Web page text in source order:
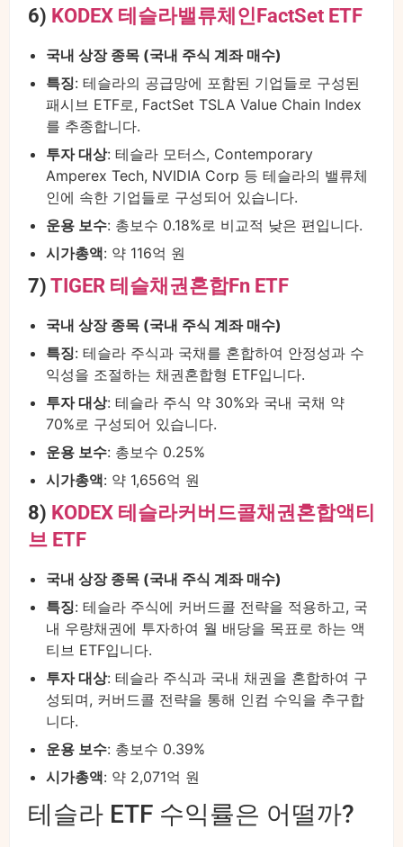
6) KODEX 테슬라밸류체인FactSet ETF
국내 상장 종목 (국내 주식 계좌 매수)
특징: 테슬라의 공급망에 포함된 기업들로 구성된
패시브 ETF로, FactSet TSLA Value Chain Index
를 추종합니다.
투자 대상: 테슬라 모터스, Contemporary
Amperex Tech, NVIDIA Corp 등 테슬라의 밸류체
인에 속한 기업들로 구성되어 있습니다.
운용 보수: 총보수 0.18%로 비교적 낮은 편입니다.
시가총액: 약 116억 원
7) TIGER 테슬채권혼합Fn ETF
국내 상장 종목 (국내 주식 계좌 매수)
특징: 테슬라 주식과 국채를 혼합하여 안정성과 수
익성을 조절하는 채권혼합형 ETF입니다.
투자 대상: 테슬라 주식 약 30%와 국내 국채 약
70%로 구성되어 있습니다.
운용 보수: 총보수 0.25%
시가총액: 약 1,656억 원
8) KODEX 테슬라커버드콜채권혼합액티
브 ETF
국내 상장 종목 (국내 주식 계좌 매수)
특징: 테슬라 주식에 커버드콜 전략을 적용하고, 국
내 우량채권에 투자하여 월 배당을 목표로 하는 액
티브 ETF입니다.
투자 대상: 테슬라 주식과 국내 채권을 혼합하여 구
성되며, 커버드콜 전략을 통해 인컴 수익을 추구합
니다.
운용 보수: 총보수 0.39%
시가총액: 약 2,071억 원
테슬라 ETF 수익률은 어떨까?